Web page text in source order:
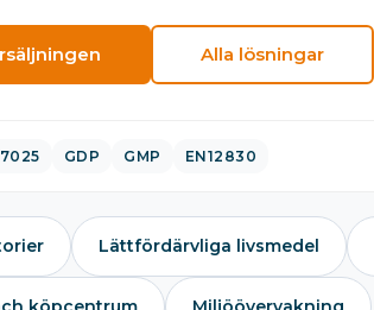
Alla lösningar
GDP GMP EN12830
Lättfördärvliga livsmedel